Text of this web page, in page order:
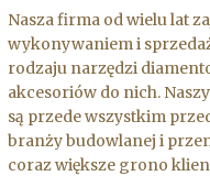
Nasza firma od wielu lat
wykonywaniem i
rodzaju narzędzi
akcesoriów do nich.
są przede wszystkim
branży budowlanej i
coraz większe grono